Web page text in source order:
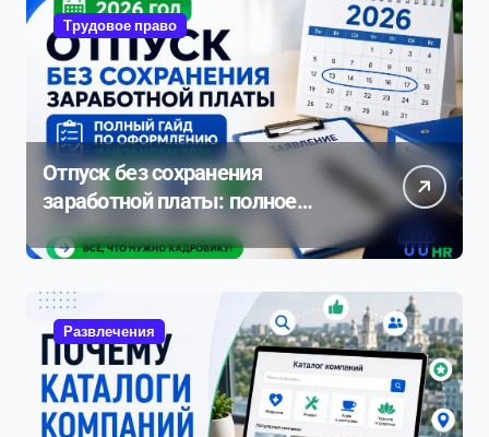
Трудовое право
Отпуск без сохранения
заработной платы: полное
руководство по оформлению и
нюансам 2026
Развлечения